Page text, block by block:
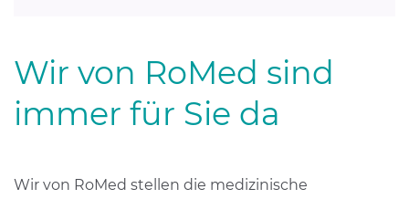
Wir von RoMed sind
immer für Sie da
Wir von RoMed stellen die medizinische